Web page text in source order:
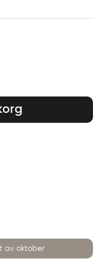
av oktober